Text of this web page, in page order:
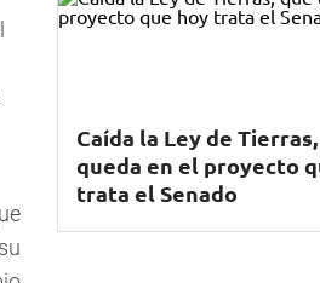
Caída la Ley de
queda en el proyecto
trata el Senado